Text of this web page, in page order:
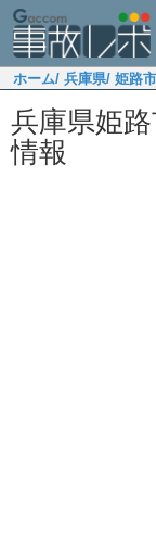
ホーム/ 兵庫県/ 姫路市
兵庫県姫
情報